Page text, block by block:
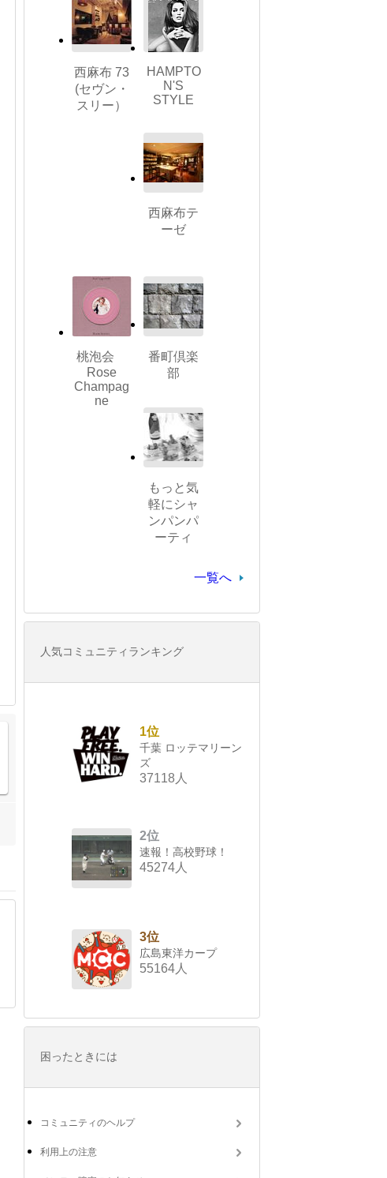
西麻布 73
(セヴン・
スリー）
HAMPTO
N'S
STYLE
西麻布テ
ーゼ
桃泡会
Rose
Champag
ne
番町倶楽
部
もっと気
軽にシャ
ンパンパ
ーティ
一覧へ
人気コミュニティランキング
1位
千葉 ロッテマリーン
ズ
37118人
2位
速報！高校野球！
45274人
3位
広島東洋カープ
55164人
困ったときには
コミュニティのヘルプ
利用上の注意